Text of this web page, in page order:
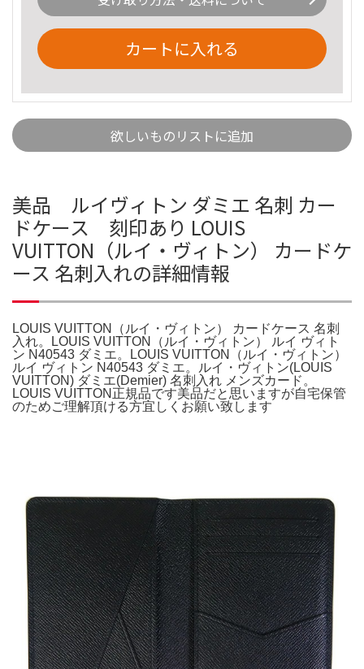
カートに入れる
欲しいものリストに追加
美品 ルイヴィトン ダミエ 名刺 カー
ドケース 刻印あり LOUIS
VUITTON（ルイ・ヴィトン） カードケ
ース 名刺入れの詳細情報
LOUIS VUITTON（ルイ・ヴィトン） カードケース 名刺
入れ。LOUIS VUITTON（ルイ・ヴィトン） ルイ ヴィト
ン N40543 ダミエ。LOUIS VUITTON（ルイ・ヴィトン）
ルイ ヴィトン N40543 ダミエ。ルイ・ヴィトン(LOUIS
VUITTON) ダミエ(Demier) 名刺入れ メンズカード。
LOUIS VUITTON正規品です美品だと思いますが自宅保管
のためご理解頂ける方宜しくお願い致します